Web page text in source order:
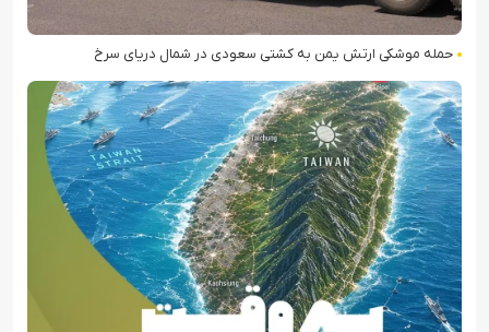
حمله موشکی ارتش یمن به کشتی سعودی در شمال دریای سرخ